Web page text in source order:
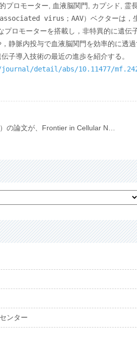
プロモーター 血液脳関門 カプシド
霊
virus；AAV）ベクターは，
プロモーターを搭載し，非特異的に遺
静脈内投与で血液脳関門を効率的に透
detail/abs/10.11477/
ンター